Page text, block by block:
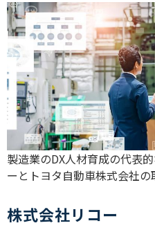
製造業のDX人材育成の代表
ーとトヨタ自動車株式会社の
株式会社リコー